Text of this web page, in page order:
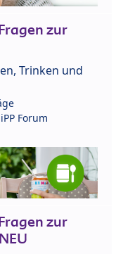
zur
Trinken und
Forum
zur